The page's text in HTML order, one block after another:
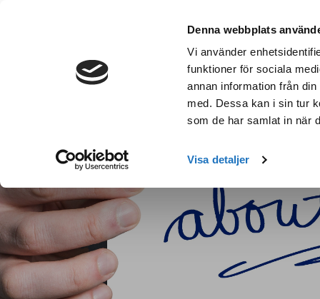
Denna webbplats
Vi använder
funktioner för sociala
annan information från
med. Dessa kan i sin tur
som de har samlat in när
Visa detaljer
FÖRENINGEN LOKALAVDELNINGAR